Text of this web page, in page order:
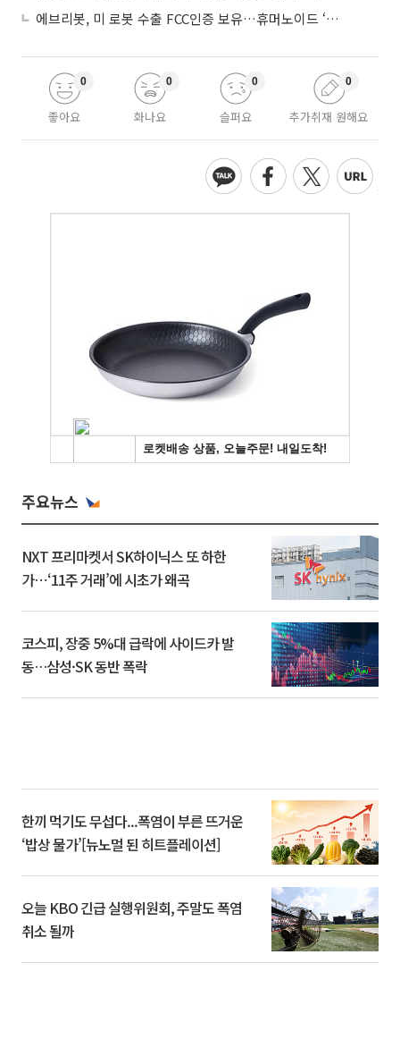
에브리봇, 미 로봇 수출 FCC인증 보유…휴머노이드 ‘AI 두뇌’ 탑재 속도
좋아요
0
화나요
0
슬퍼요
0
추가취재 원해요
0
주요뉴스
NXT 프리마켓서 SK하이닉스 또 하한
가⋯‘11주 거래’에 시초가 왜곡
코스피, 장중 5%대 급락에 사이드카 발
동…삼성·SK 동반 폭락
한끼 먹기도 무섭다...폭염이 부른 뜨거운
‘밥상 물가’[뉴노멀 된 히트플레이션]
오늘 KBO 긴급 실행위원회, 주말도 폭염
취소 될까